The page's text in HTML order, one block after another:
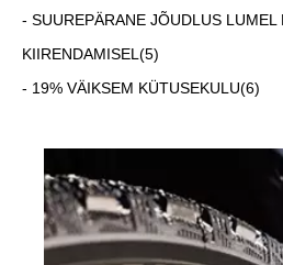
- SUUREPÄRANE JÕUDLUS LUMEL
KIIRENDAMISEL (5)
- 19% VÄIKSEM KÜTUSEKULU(6)